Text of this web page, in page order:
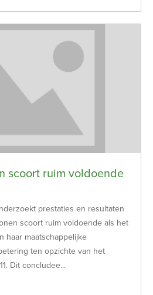
scoort ruim voldoende
prestaties en resultaten
scoort ruim voldoende als het
haar maatschappelijke
ten opzichte van het
Dit concludee...